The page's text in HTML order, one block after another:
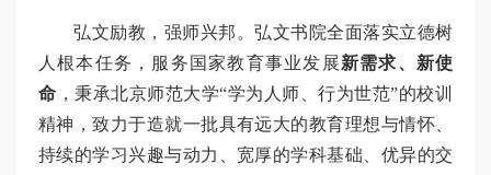
弘文励教，强师兴邦。弘文书院全面落实立德树
人根本任务，服务国家教育事业发展新需求、新使
命 ，秉承北京师范大学“学为人师、行为世范”的校训
精神，致力于造就一批具有远大的教育理想与情怀、
持续的学习兴趣与动力、宽厚的学科基础、优异的交